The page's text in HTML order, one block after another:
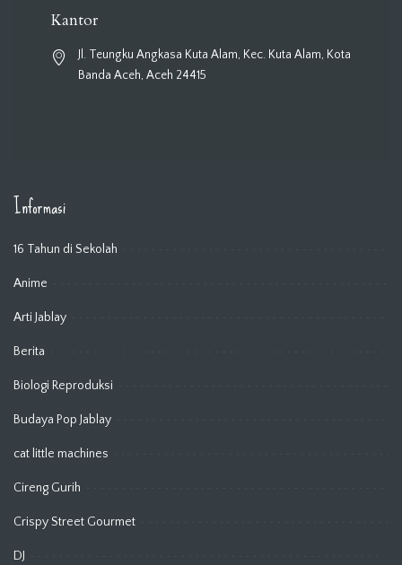
Kantor
Jl. Teungku Angkasa Kuta Alam, Kec. Kuta Alam, Kota
Banda Aceh, Aceh 24415
Informasi
16 Tahun di Sekolah
Anime
Arti Jablay
Berita
Biologi Reproduksi
Budaya Pop Jablay
cat little machines
Cireng Gurih
Crispy Street Gourmet
DJ